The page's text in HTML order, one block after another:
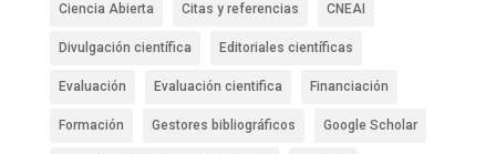
Ciencia Abierta Citas y referencias CNEAI
Divulgación científica Editoriales científicas
Evaluación Evaluación cientifica Financiación
Formación Gestores bibliográficos Google Scholar